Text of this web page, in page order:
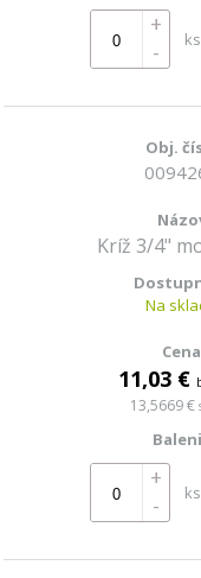
+
-
ks
Kríž 3/4"
Na
11,03 €
13,5669 €
+
-
ks